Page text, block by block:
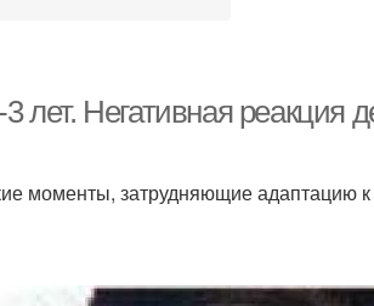
лет. Негативная реакция
моменты, затрудняющие адаптацию к